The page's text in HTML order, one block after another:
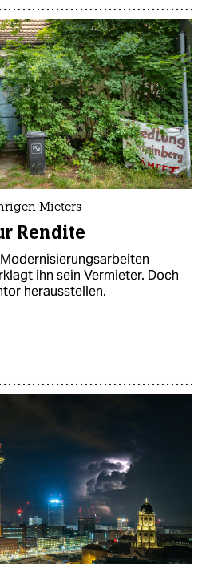
Mieters
Rendite
ihn sein Vermieter. Doch
herausstellen.